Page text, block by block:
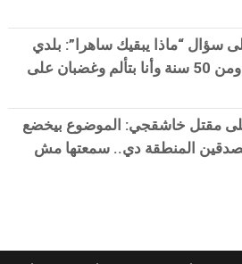
سؤال “ماذا يبقيك ساهرا”: بلدي
فقط.. نايم صاحي بها ومن 50 سنة وأنا بتألم وغضبان على
مقتل خاشقجي: الموضوع بيخضع
المنطقة دي.. سمعتها مش